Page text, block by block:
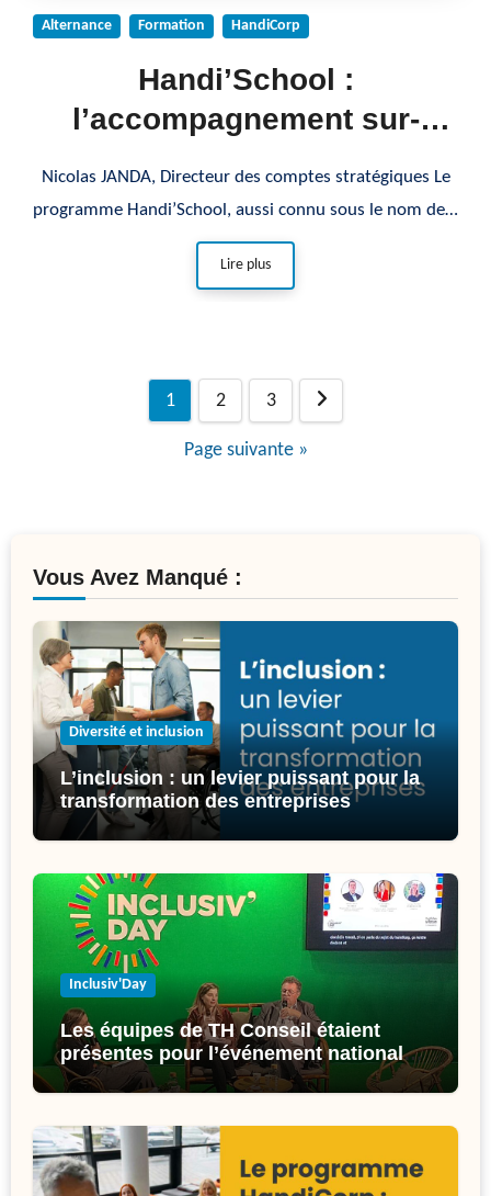
Alternance Formation HandiCorp
Handi’School :
l’accompagnement sur-
dans l’enseignement
supérieur
Nicolas JANDA, Directeur des comptes stratégiques Le
programme Handi’School, aussi connu sous le nom de…
Lire plus
Navigation
1 2 3
Page suivante »
Vous Avez Manqué :
Diversité et inclusion
L’inclusion : un levier puissant pour la
transformation des entreprises
Inclusiv'Day
Les équipes de TH Conseil étaient
présentes pour l’événement national
de l’inclusion : l’Inclusiv’Day !